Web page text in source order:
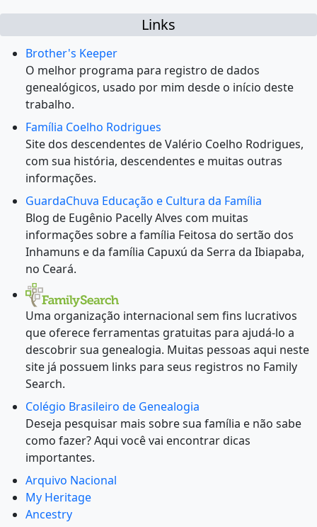
Links
Brother's Keeper
O melhor programa para registro de dados
genealógicos, usado por mim desde o início deste
trabalho.
Família Coelho Rodrigues
Site dos descendentes de Valério Coelho Rodrigues,
com sua história, descendentes e muitas outras
informações.
GuardaChuva Educação e Cultura da Família
Blog de Eugênio Pacelly Alves com muitas
informações sobre a família Feitosa do sertão dos
Inhamuns e da família Capuxú da Serra da Ibiapaba,
no Ceará.
Uma organização internacional sem fins lucrativos
que oferece ferramentas gratuitas para ajudá-lo a
descobrir sua genealogia. Muitas pessoas aqui neste
site já possuem links para seus registros no Family
Search.
Colégio Brasileiro de Genealogia
Deseja pesquisar mais sobre sua família e não sabe
como fazer? Aqui você vai encontrar dicas
importantes.
Arquivo Nacional
My Heritage
Ancestry